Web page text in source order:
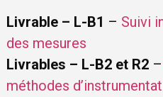
Livrable – L-B1 – Suivi
des mesures
Livrables – L-B2 et R2–
méthodes